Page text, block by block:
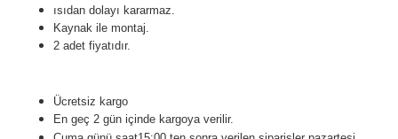
ısıdan dolayı kararmaz.
Kaynak ile montaj.
2 adet fiyatıdır.
Ücretsiz kargo
En geç 2 gün içinde kargoya verilir.